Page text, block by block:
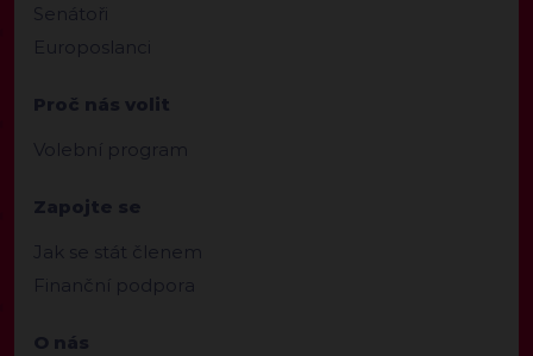
Senátoři
Europoslanci
Proč nás volit
Volební program
Zapojte se
Jak se stát členem
Finanční podpora
O nás